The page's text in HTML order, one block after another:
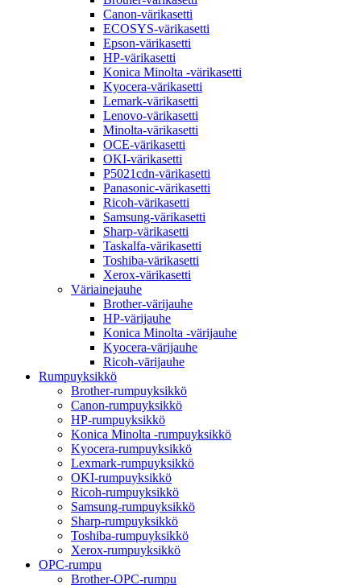
Canon-värikasetti
ECOSYS-värikasetti
Epson-värikasetti
HP-värikasetti
Konica Minolta -värikasetti
Kyocera-värikasetti
Lemark-värikasetti
Lenovo-värikasetti
Minolta-värikasetti
OCE-värikasetti
OKI-värikasetti
P5021cdn-värikasetti
Panasonic-värikasetti
Ricoh-värikasetti
Samsung-värikasetti
Sharp-värikasetti
Taskalfa-värikasetti
Toshiba-värikasetti
Xerox-värikasetti
Väriainejauhe
Brother-värijauhe
HP-värijauhe
Konica Minolta -värijauhe
Kyocera-värijauhe
Ricoh-värijauhe
Rumpuyksikkö
Brother-rumpuyksikkö
Canon-rumpuyksikkö
HP-rumpuyksikkö
Konica Minolta -rumpuyksikkö
Kyocera-rumpuyksikkö
Lexmark-rumpuyksikkö
OKI-rumpuyksikkö
Ricoh-rumpuyksikkö
Samsung-rumpuyksikkö
Sharp-rumpuyksikkö
Toshiba-rumpuyksikkö
Xerox-rumpuyksikkö
OPC-rumpu
Brother-OPC-rumpu